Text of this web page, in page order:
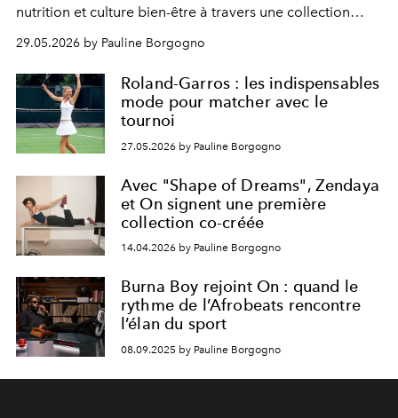
nutrition et culture bien-être à travers une collection
capsule, un wellness club et une boisson de
récupération.
29.05.2026 by Pauline Borgogno
Roland-Garros : les indispensables
mode pour matcher avec le
tournoi
27.05.2026 by Pauline Borgogno
Avec "Shape of Dreams", Zendaya
et On signent une première
collection co-créée
14.04.2026 by Pauline Borgogno
Burna Boy rejoint On : quand le
rythme de l’Afrobeats rencontre
l’élan du sport
08.09.2025 by Pauline Borgogno